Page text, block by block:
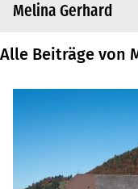
Melina Gerhard
Alle Beiträge von